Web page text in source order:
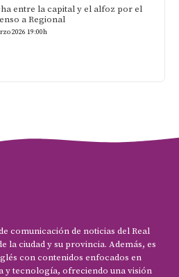
entre la capital y el alfoz por el
a Regional
2026 19:00h
comunicación de noticias del Real
la ciudad y su provincia. Además, es
con contenidos enfocados en
y tecnología, ofreciendo una visión